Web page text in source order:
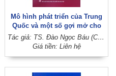
Mô hình phát triển của Trung
Quốc và một số gợi mở cho
Việt Nam qua nghiên cứu
những điểm mới của văn kiện
khảo)
Tác giả: TS. Đào Ngọc Báu (Chủ biên) - TS. Vũ Quỳnh Phương - ThS. Lê Thanh Phương
Giá tiền: Liên hệ